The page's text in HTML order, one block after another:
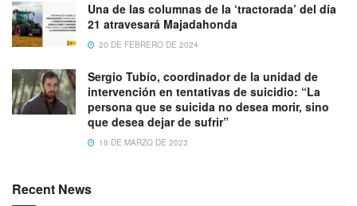
Una de las columnas de la ‘tractorada’ del día
21 atravesará Majadahonda
20 DE FEBRERO DE 2024
Sergio Tubío, coordinador de la unidad de
intervención en tentativas de suicidio: “La
persona que se suicida no desea morir, sino
que desea dejar de sufrir”
18 DE MARZO DE 2023
Recent News